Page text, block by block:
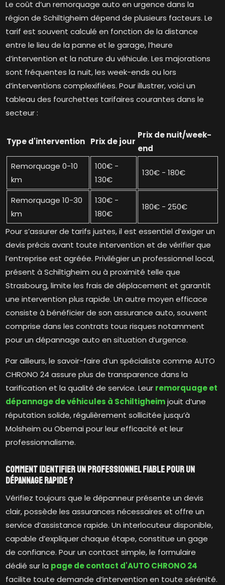
Le coût d’un remorquage auto en urgence dans la
région de Schiltigheim dépend de plusieurs facteurs. Le
tarif est souvent calculé en fonction de la distance
entre le lieu de la panne et le garage, l’heure
d’intervention et la nature du véhicule. Les majorations
sont fréquentes la nuit, les week-ends ou lors
d’interventions complexifiées. Pour illustrer, voici un
tableau des fourchettes tarifaires courantes dans le
secteur :
Type d'intervention Prix de jour
Prix de nuit/week-
end
Remorquage 0-10
km
100€ -
130€
130€ - 180€
Remorquage 10-30
km
130€ -
180€
180€ - 250€
Pour s’assurer de tarifs justes, il est essentiel d’exiger un
devis précis avant toute intervention et de vérifier que
l’entreprise est agréée. Privilégier un professionnel local,
présent à Schiltigheim ou à proximité telle que
Strasbourg, limite les frais de déplacement et garantit
une intervention plus rapide. Un autre moyen efficace
consiste à bénéficier de son assurance auto, souvent
comprise dans les contrats tous risques notamment
pour un dépannage auto en situation d’urgence.
Par ailleurs, le savoir-faire d’un spécialiste comme AUTO
CHRONO 24 assure plus de transparence dans la
tarification et la qualité de service. Leur remorquage et
dépannage de véhicules à Schiltigheimjouit d’une
réputation solide, régulièrement sollicitée jusqu’à
Molsheim ou Obernai pour leur efficacité et leur
professionnalisme.
Comment identifier un professionnel fiable pour un
dépannage rapide ?
Vérifiez toujours que le dépanneur présente un devis
clair, possède les assurances nécessaires et offre un
service d’assistance rapide. Un interlocuteur disponible,
capable d’expliquer chaque étape, constitue un gage
de confiance. Pour un contact simple, le formulaire
dédié sur la page de contact d'AUTO CHRONO 24
facilite toute demande d’intervention en toute sérénité.